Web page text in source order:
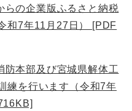
らの企業版ふるさと納税
和7年11月27日） [PDF
防本部及び宮城県解体工
練を行います（令和7年